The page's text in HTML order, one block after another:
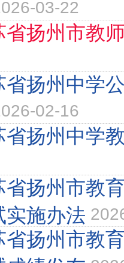
03-22
省扬州市教
省扬州中学
02-16
省扬州中学
省扬州市教
实施办法
省扬州市教